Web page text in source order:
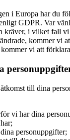
i Europa har du
GDPR. Var
kräver, i vilket fall
kommer vi
vi att
till dina
vi har dina
personuppgifter;